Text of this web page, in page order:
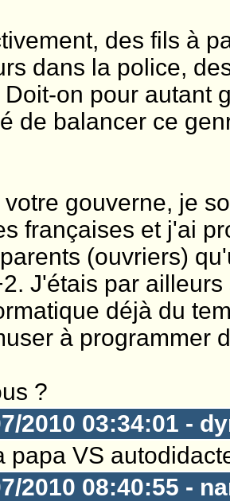
des fils à
dans la police,
Doit-on pour autant
de balancer ce
votre gouverne, je
françaises et j'ai
(ouvriers)
J'étais par
déjà du
à programmer
?
2010 03:34:01 -
papa VS
2010 08:40:55 -